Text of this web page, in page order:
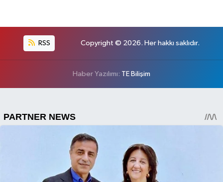
RSS Copyright © 2026. Her hakkı saklıdır.
Haber Yazılımı: TE Bilişim